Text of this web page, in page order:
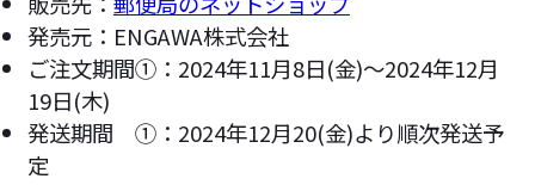
発売元：ENGAWA株式会社
ご注文期間①：2024年11月8日(金)～2024年12月
19日(木)
発送期間 ①：2024年12月20(金)より順次発送予
定